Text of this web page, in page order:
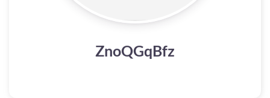
ZnoQGqBfz